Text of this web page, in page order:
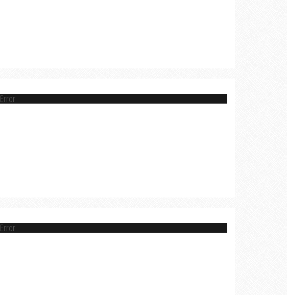
Error
Error